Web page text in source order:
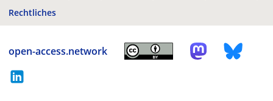
Rechtliches
open-access.network